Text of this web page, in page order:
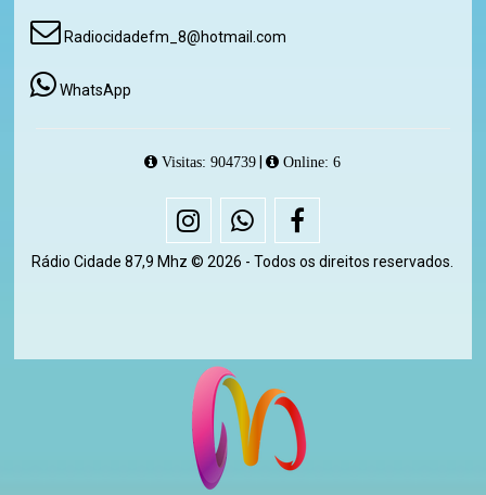
Radiocidadefm_8@hotmail.com
WhatsApp
Visitas: 904739 | Online: 6
Rádio Cidade 87,9 Mhz © 2026 - Todos os direitos reservados.